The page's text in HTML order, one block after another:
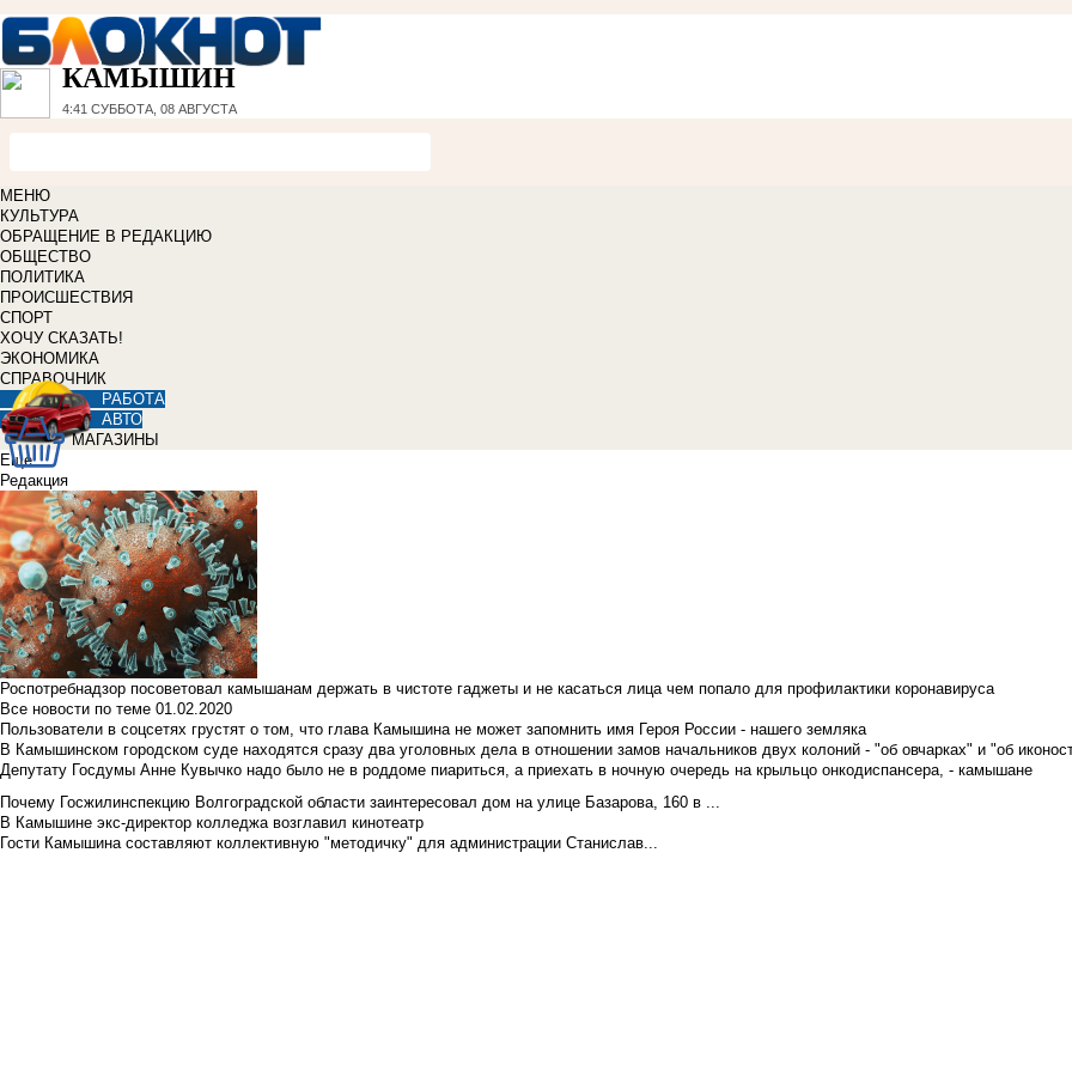
КАМЫШИН
4:41 СУББОТА, 08 АВГУСТА
МЕНЮ
КУЛЬТУРА
ОБРАЩЕНИЕ В РЕДАКЦИЮ
ОБЩЕСТВО
ПОЛИТИКА
ПРОИСШЕСТВИЯ
СПОРТ
ХОЧУ СКАЗАТЬ!
ЭКОНОМИКА
СПРАВОЧНИК
РАБОТА
АВТО
МАГАЗИНЫ
Еще
Редакция
Роспотребнадзор посоветовал камышанам держать в чистоте гаджеты и не касаться лица чем попало для профилактики коронавируса
Все новости по теме 01.02.2020
Пользователи в соцсетях грустят о том, что глава Камышина не может запомнить имя Героя России - нашего земляка
В Камышинском городском суде находятся сразу два уголовных дела в отношении замов начальников двух колоний - "об овчарках" и "об
Депутату Госдумы Анне Кувычко надо было не в роддоме пиариться, а приехать в ночную очередь на крыльцо онкодиспансера, - камышане
Почему Госжилинспекцию Волгоградской области заинтересовал дом на улице Базарова, 160 в ...
В Камышине экс-директор колледжа возглавил кинотеатр
Гости Камышина составляют коллективную "методичку" для администрации Станислав...